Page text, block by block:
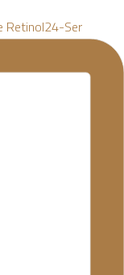
Retinol24-Ser